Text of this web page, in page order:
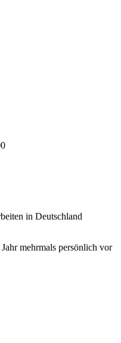
in Deutschland
mehrmals persönlich vor